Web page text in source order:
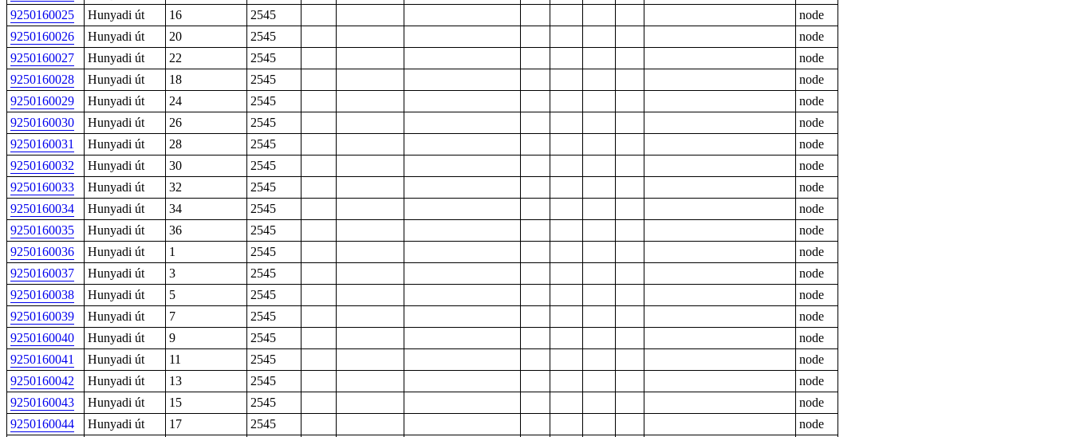
9250160025
Hunyadi út 16 2545
node
9250160026
Hunyadi út 20 2545
node
9250160027
Hunyadi út 22 2545
node
9250160028
Hunyadi út 18 2545
node
9250160029
Hunyadi út 24 2545
node
9250160030
Hunyadi út 26 2545
node
9250160031
Hunyadi út 28 2545
node
9250160032
Hunyadi út 30 2545
node
9250160033
Hunyadi út 32 2545
node
9250160034
Hunyadi út 34 2545
node
9250160035
Hunyadi út 36 2545
node
9250160036
Hunyadi út 1 2545
node
9250160037
Hunyadi út 3 2545
node
9250160038
Hunyadi út 5 2545
node
9250160039
Hunyadi út 7 2545
node
9250160040
Hunyadi út 9 2545
node
9250160041
Hunyadi út 11 2545
node
9250160042
Hunyadi út 13 2545
node
9250160043
Hunyadi út 15 2545
node
9250160044
Hunyadi út 17 2545
node